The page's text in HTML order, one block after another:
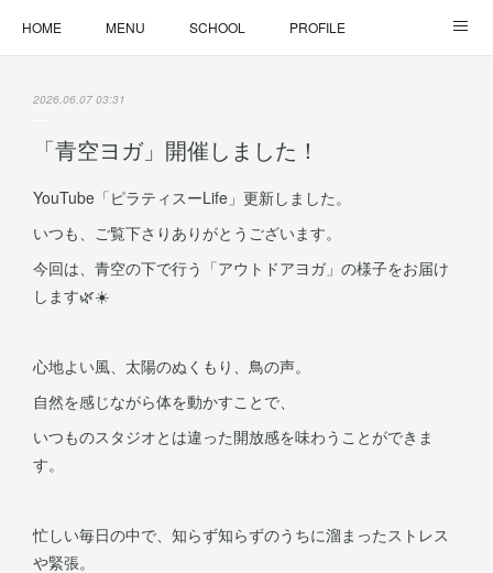
HOME MENU SCHOOL PROFILE
2026.06.07 03:31
「青空ヨガ」開催しました！
YouTube「ピラティスーLife」更新しました。
いつも、ご覧下さりありがとうございます。
今回は、青空の下で行う「アウトドアヨガ」の様子をお届け
します🌿☀️
心地よい風、太陽のぬくもり、鳥の声。
自然を感じながら体を動かすことで、
いつものスタジオとは違った開放感を味わうことができま
す。
忙しい毎日の中で、知らず知らずのうちに溜まったストレス
や緊張。